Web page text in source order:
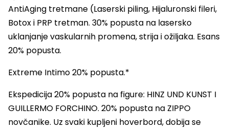
AntiAging tretmane (Laserski piling, Hijaluronski fileri,
Botox i PRP tretman. 30% popusta na lasersko
uklanjanje vaskularnih promena, strija i ožiljaka. Esans
20% popusta.
Extreme Intimo 20% popusta.*
Ekspedicija 20% popusta na figure: HINZ UND KUNST I
GUILLERMO FORCHINO. 20% popusta na ZIPPO
novčanike. Uz svaki kupljeni hoverbord, dobija se